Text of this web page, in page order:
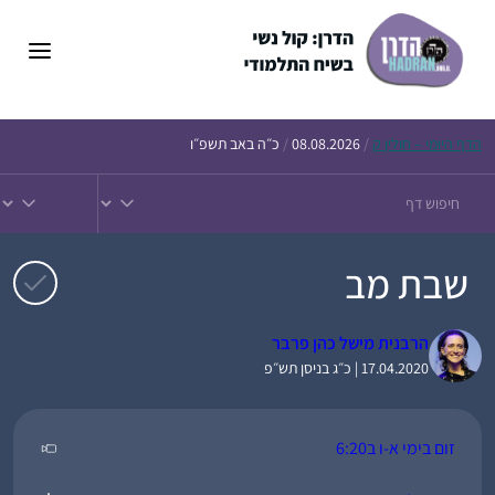
הדף היומי – חולין ק /
08.08.2026
/ כ״ה באב תשפ״ו
שבת מב
הרבנית מישל כהן פרבר
17.04.2020 | כ״ג בניסן תש״פ
זום בימי א-ו ב6:20